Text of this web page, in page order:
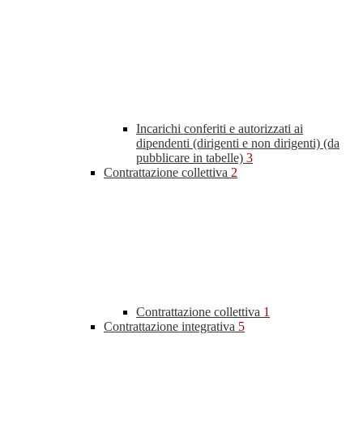
Incarichi conferiti e autorizzati ai
dipendenti (dirigenti e non dirigenti) (da
pubblicare in tabelle) 3
Contrattazione collettiva 2
Contrattazione collettiva 1
Contrattazione integrativa 5